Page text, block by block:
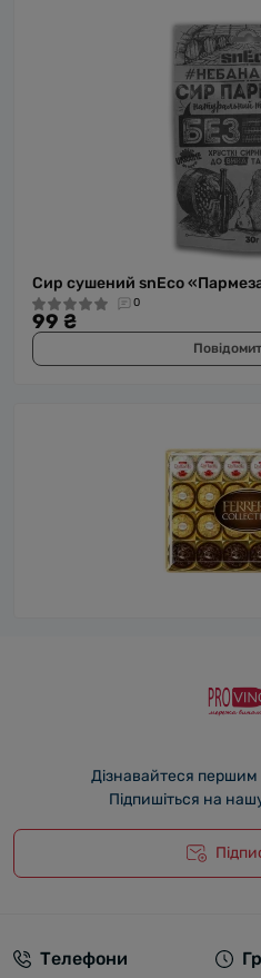
Сир сушений snEco
0
99 ₴
Дізнавайтеся першим
Підпишіться на
Телефони